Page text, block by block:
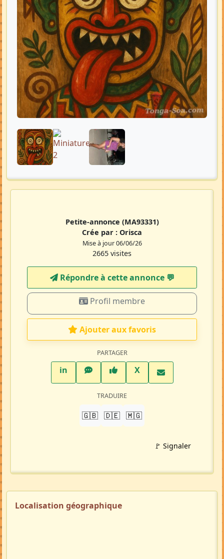
Petite-annonce (MA93331)
Crée par : Orisca
Mise à jour 06/06/26
2665 visites
Répondre à cette annonce 💬​
Profil membre
Ajouter aux favoris
PARTAGER
inLinkedInWhatsAppFacebook
XTwitter X
TRADUIRE
🇬🇧 🇩🇪 🇲🇬
🚩 Signaler
Localisation géographique